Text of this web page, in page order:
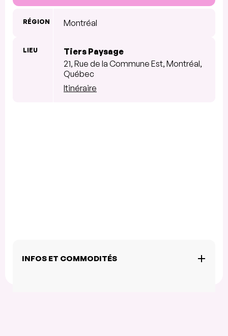
RÉGION Montréal
LIEU
Tiers Paysage
21, Rue de la Commune Est, Montréal,
Québec
Itinéraire
INFOS ET COMMODITÉS